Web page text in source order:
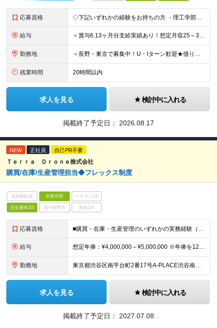
応募資格 ◇下記いずれかの経験をお持ちの方 ・理工学部出身の方（理学系・機械系・電気系） ・デジタル、アナログ回路の設計経験者 ・FPGAの設計経験者 ・モータ、センサ選定などのハーネス設計経験者 ・電機評価、
給与 ＜賞与6.13ヶ月分支給実績あり！想定月収25～33万円、想定年収460～700万＞ 月給：21万3000円～+各種手当 ＜修士号を取得している方＞ 月給：23万6500円～+各種手当 ※経験・ス
勤務地 ＜長野・東京で募集中！U・Iターン歓迎★借り上げ社宅制度あり！＞ ■本社 住所：長野県東御市滋野乙2182-3 ★マイカー通勤OK！駐車場あり ■東京支社 住所：東京都品川区北品川5-9-41 T
残業時間 20時間以内
求人を見る 検討中に入れる
掲載終了予定日： 2026.08.17
NEW 正社員 自己PR不要
Ｔｅｒｒａ Ｄｒｏｎｅ株式会社
購買/在庫/生産管理担当◆フレックス制度
未経験歓迎 学歴不問 ベテランOK
完全週休2日 賞与複数月 面接1回
応募資格 ■購買・在庫・生産管理のいずれかの実務経験（目安2年以上） ■Excelを使用した業務経験 ┗表作成・検索・集計・XLOOKUP/ピボット/IF・COUNTIFが扱えるレベル ■学歴不問
給与 想定年俸：¥4,000,000～¥5,000,000 ※年俸を12で割り、1/12を月額支給分とします。 月額：¥333,334～¥416,667 基本給：¥246,534～¥308,167 みなし残
勤務地 東京都渋谷区南平台町2番17号A-PLACE渋谷南平台4階 （変更の範囲） 当社の支社およびグループ会社拠点 本ポジションは原則就業場所の変更はございません。
求人を見る 検討中に入れる
掲載終了予定日： 2027.07.08